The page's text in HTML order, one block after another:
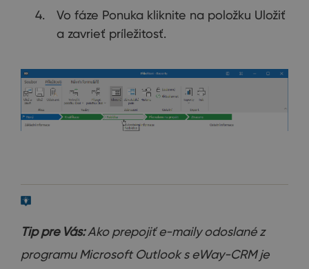
Vo fáze Ponuka kliknite na položku Uložiť
a zavrieť príležitosť.
Tip pre Vás:Ako prepojiť e-maily odoslané z
programu Microsoft Outlook s eWay-CRM je